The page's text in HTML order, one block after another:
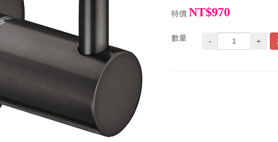
特價 NT$970
數量 - +